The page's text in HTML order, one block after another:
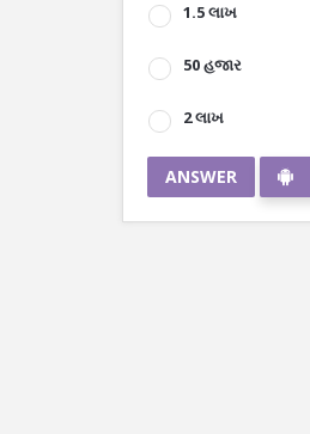
1.5 લાખ
50 હજાર
2 લાખ
ANSWER